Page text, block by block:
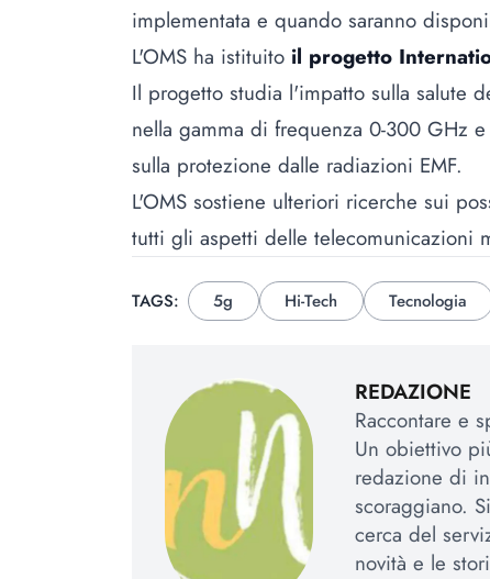
implementata e quando saranno
L'OMS ha istituito il progetto
Il progetto studia l'impatto sulla salute
nella gamma di frequenza 0-300 GHz
sulla protezione dalle radiazioni EMF.
L'OMS sostiene ulteriori ricerche sui
tutti gli aspetti delle telecomunicazioni
TAGS: 5g Hi-Tech Tecnologia
REDAZIONE
Raccontare e
Un obiettivo
redazione di
scoraggiano.
cerca del
novità e le